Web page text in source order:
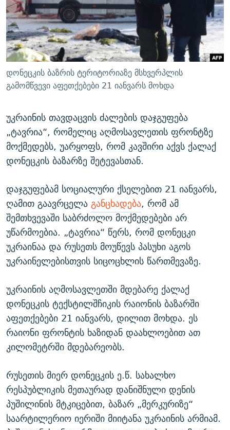
ᲛᲝᲚᲐᲞᲐᲠᲐᲙᲔ ᲢᲔᲥᲡᲢᲔᲑᲘ
ᲨᲘᲜ - ᲣᲪᲮᲝᲔᲗᲨᲘ
ᲚᲘᲢᲔᲠᲐᲢᲣᲠᲣᲚᲘ ᲬᲐᲮᲜᲐᲒᲔᲑᲘ
ᲐᲛᲔᲠᲘᲙᲣᲚᲘ ᲛᲝᲗᲮᲠᲝᲑᲐ
ᲘᲛᲞᲔᲠᲘᲐ ᲓᲐ ᲠᲐᲓᲘᲝ
ᲩᲔᲛᲘ ᲡᲘᲙᲕᲓᲘᲚᲘᲡ ᲛᲘᲖᲔᲖᲘᲐ COVID-19
11 ᲬᲔᲚᲘ - 11 ᲐᲛᲑᲐᲕᲘ
ᲡᲐᲞᲐᲠᲚᲐᲛᲔᲜᲢᲝ ᲐᲠᲩᲔᲕᲜᲔᲑᲘᲡ ᲘᲡᲢᲝᲠᲘᲐ
ᲑᲐᲕᲨᲕᲔᲑᲘ ᲞᲠᲝᲡᲢᲘᲢᲣᲪᲘᲐᲨᲘ - ᲐᲛᲝᲣᲗᲥᲛᲔᲚᲘ ᲐᲛᲑᲐᲕᲘ
5 ᲐᲛᲑᲐᲕᲘ - 20 ᲘᲕᲜᲘᲡᲡ ᲓᲐᲨᲐᲕᲔᲑᲣᲚᲔᲑᲘ
ПРИВЕТ ᲙᲣᲚᲢᲣᲠᲐ
ᲒᲐᲛᲝᲘᲬᲔᲠᲔ
რთე/რთ-ის ყველა საიტი
დონეცკის ბაზრის ტერიტორიაზე მსხვერპლის
გამომწვევი აფეთქებები 21 იანვარს მოხდა
უკრაინის თავდაცვის ძალების დაჯგუფება
„ტავრია“, რომელიც აღმოსავლეთის ფრონტზე
მოქმედებს, უარყოფს, რომ კავშირი აქვს ქალაქ
დონეცკის ბაზარზე შეტევასთან.
დაჯგუფებამ სოციალური ქსელებით 21 იანვარს,
ღამით გაავრცელაგანცხადება, რომ ამ
შემთხვევაში საბრძოლო მოქმედებები არ
უწარმოებია. „ტავრია“ წერს, რომ დონეცკი
უკრაინაა და რუსეთს მოუწევს პასუხი აგოს
უკრაინელებისთვის სიცოცხლის წართმევაზე.
უკრაინის აღმოსავლეთში მდებარე ქალაქ
დონეცკის ტექსტილშჩიკის რაიონის ბაზარში
აფეთქებები 21 იანვარს, დილით მოხდა. ეს
რაიონი ფრონტის ხაზიდან დაახლოებით ათ
კილომეტრში მდებარეობს.
რუსეთის მიერ დონეცკის ე.წ. სახალხო
რესპუბლიკის მეთაურად დანიშნული დენის
პუშილინის მტკიცებით, ბაზარ „მერკურიზე“
საარტილერიო იერიში მიიტანა უკრაინის არმიამ.